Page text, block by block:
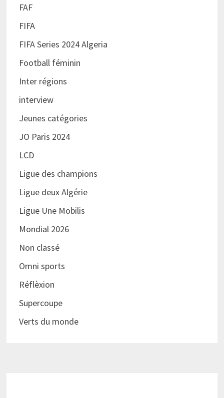
FAF
FIFA
FIFA Series 2024 Algeria
Football féminin
Inter régions
interview
Jeunes catégories
JO Paris 2024
LCD
Ligue des champions
Ligue deux Algérie
Ligue Une Mobilis
Mondial 2026
Non classé
Omni sports
Réflèxion
Supercoupe
Verts du monde